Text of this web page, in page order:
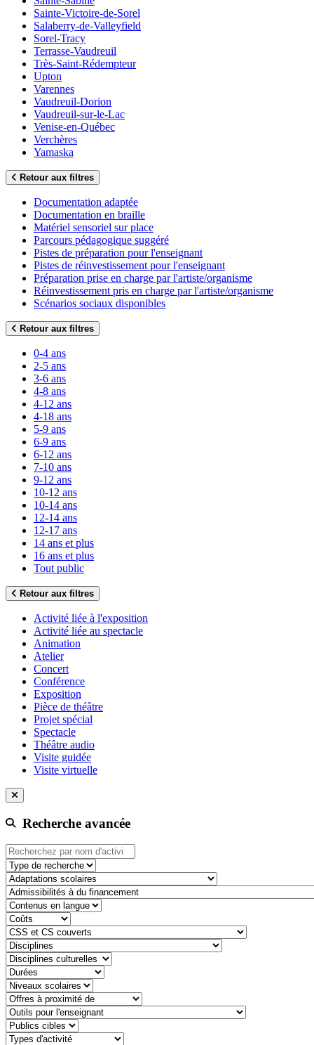
Sainte-Victoire-de-Sorel
Salaberry-de-Valleyfield
Sorel-Tracy
Terrasse-Vaudreuil
Très-Saint-Rédempteur
Upton
Varennes
Vaudreuil-Dorion
Vaudreuil-sur-le-Lac
Venise-en-Québec
Verchères
Yamaska
Retour aux filtres
Documentation adaptée
Documentation en braille
Matériel sensoriel sur place
Parcours pédagogique suggéré
Pistes de préparation pour l'enseignant
Pistes de réinvestissement pour l'enseignant
Préparation prise en charge par l'artiste/organisme
Réinvestissement pris en charge par l'artiste/organisme
Scénarios sociaux disponibles
Retour aux filtres
0-4 ans
2-5 ans
3-6 ans
4-8 ans
4-12 ans
4-18 ans
5-9 ans
6-9 ans
6-12 ans
7-10 ans
9-12 ans
10-12 ans
10-14 ans
12-14 ans
12-17 ans
14 ans et plus
16 ans et plus
Tout public
Retour aux filtres
Activité liée à l'exposition
Activité liée au spectacle
Animation
Atelier
Concert
Conférence
Exposition
Pièce de théâtre
Projet spécial
Spectacle
Théâtre audio
Visite guidée
Visite virtuelle
Recherche avancée
Type de recherche
adaptation-scolaire
admissibilite-a-du-financement
contenu-en-langue
cout
css-et-cs-couvert
discipline
discipline-culturelle
duree
niveaux-scolaires
offre-a-proximite-de
outil-pour-lenseignant
public-cible
type-dactivite